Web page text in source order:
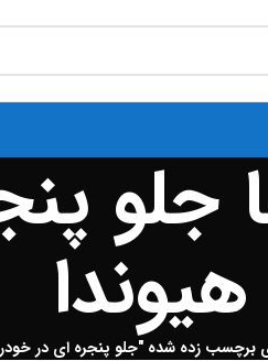
هیوندا
زده شده "جلو پنجره ای در